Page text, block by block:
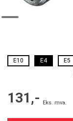
E10 E4 E5
131,- Eks. mva.